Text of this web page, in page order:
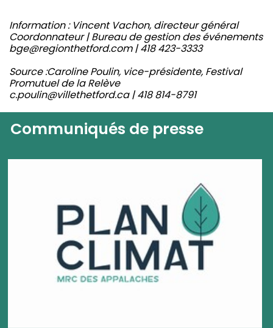
Information : Vincent Vachon, directeur général
Coordonnateur | Bureau de gestion des événements
bge@regionthetford.com | 418 423-3333
Source :Caroline Poulin, vice-présidente, Festival
Promutuel de la Relève
c.poulin@villethetford.ca | 418 814-8791
Communiqués de presse